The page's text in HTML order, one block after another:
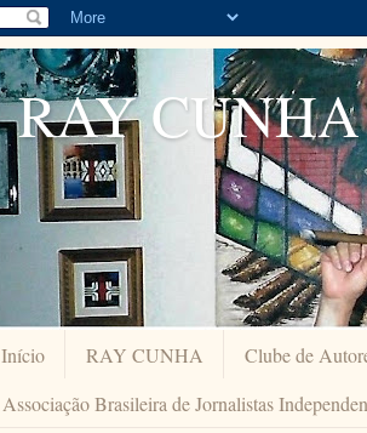
RAY CUNHA
Início RAY CUNHA
Clube de
Associação Brasileira de Jornalistas